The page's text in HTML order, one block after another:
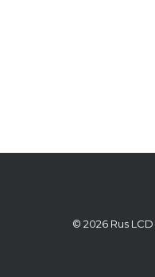
© 2026 Rus